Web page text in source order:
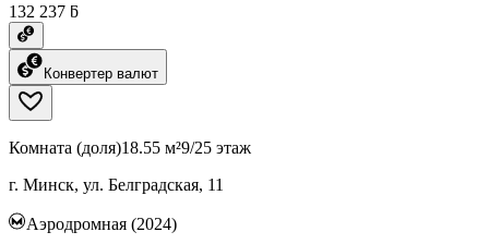
132 237 ƃ
Конвертер валют
Комната (доля)18.55 м²9/25 этаж
г. Минск, ул. Белградская, 11
Аэродромная (2024)